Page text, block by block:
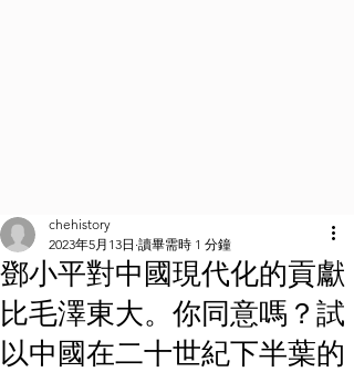
鄧小平對中國現代化的貢獻
比毛澤東大。你同意嗎？試
以中國在二十世紀下半葉的
chehistory
2023年5月13日 讀畢需時 1 分鐘